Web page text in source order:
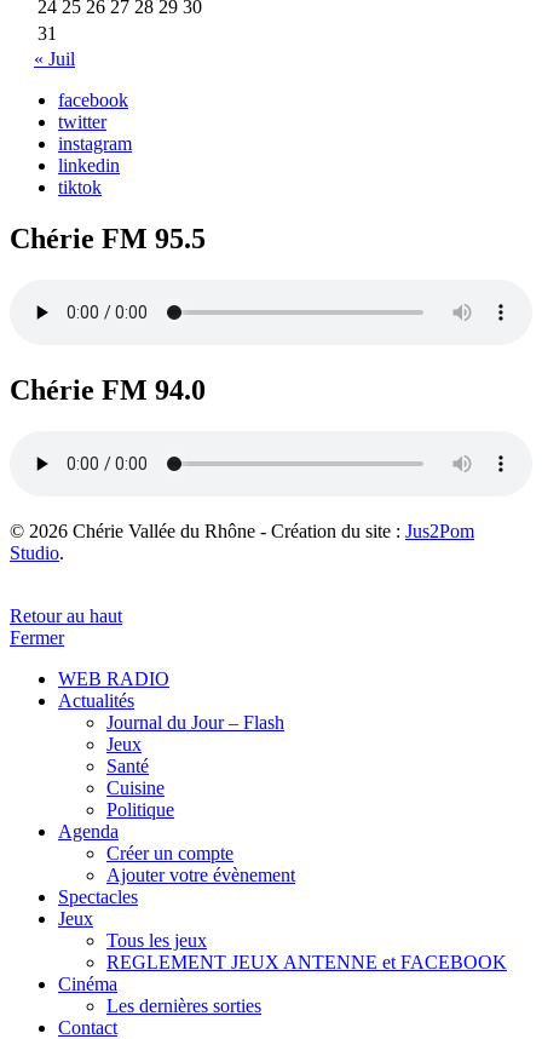
24 25 26 27 28 29 30
31
« Juil
facebook
twitter
instagram
linkedin
tiktok
Chérie FM 95.5
Chérie FM 94.0
© 2026 Chérie Vallée du Rhône - Création du site : Jus2Pom
Studio.
Retour au haut
Fermer
WEB RADIO
Actualités
Journal du Jour – Flash
Jeux
Santé
Cuisine
Politique
Agenda
Créer un compte
Ajouter votre évènement
Spectacles
Jeux
Tous les jeux
REGLEMENT JEUX ANTENNE et FACEBOOK
Cinéma
Les dernières sorties
Contact